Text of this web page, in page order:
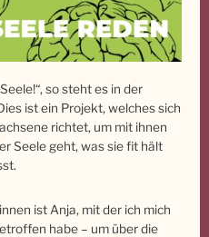
so steht es in der
ist ein Projekt, welches sich
richtet, um mit ihnen
Seele geht, was sie fit hält
ist Anja, mit der ich mich
habe – um über die